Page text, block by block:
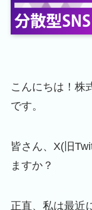
こんにちは！株
です。
皆さん、X(旧
ますか？
正直、私は最近